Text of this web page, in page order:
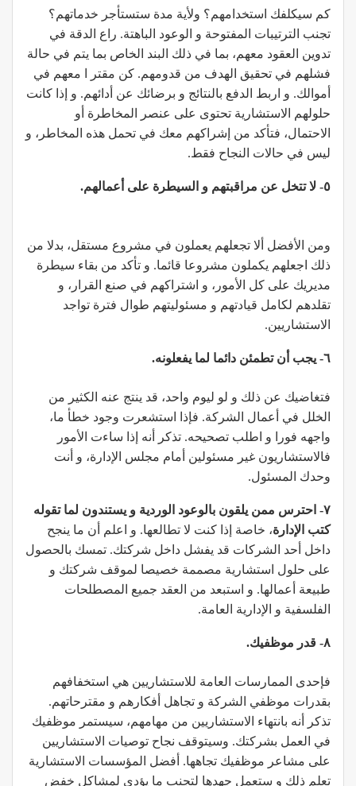
كم سيكلفك استخدامهم؟ ولأية مدة ستستأجر خدماتهم؟
تجنب الترتيبات المفتوحة و الوعود الباهتة. راع الدقة في
تدوين العقود معهم، بما في ذلك البند الخاص بما يتم في حالة
فشلهم في تحقيق الهدف من قدومهم. كن مقتر ا معهم في
أموالك. و اربط الدفع بالنتائج و برضائك عن أدائهم. و إذا كانت
حلولهم الاستشارية تحتوى على عنصر المخاطرة أو
الاحتمال، فتأكد من إشراكهم معك في تحمل هذه المخاطر، و
ليس في حالات النجاح فقط.
٥- لا تتخل عن مراقبتهم و السيطرة على أعمالهم.
ومن الأفضل ألا تجعلهم يعملون في مشروع مستقل، بدلا من
ذلك اجعلهم يكملون مشروعا قائما. و تأكد من بقاء سيطرة
مديريك على كل الأمور، و اشتراكهم في صنع القرار، و
تقلدهم لكامل قيادتهم و مسئوليتهم طوال فترة تواجد
الاستشاريين.
٦- يجب أن تطمئن دائما لما يفعلونه.
فتغاضيك عن ذلك و لو ليوم واحد، قد ينتج عنه الكثير من
الخلل في أعمال الشركة. فإذا استشعرت وجود خطأ ما،
واجهه فورا و اطلب تصحيحه. تذكر أنه إذا ساءت الأمور
فالاستشاريون غير مسئولين أمام مجلس الإدارة، و أنت
وحدك المسئول.
٧- احترس ممن يلقون بالوعود الوردية و يستندون لما تقوله
كتب الإدارة، خاصة إذا كنت لا تطالعها. و اعلم أن ما ينجح
داخل أحد الشركات قد يفشل داخل شركتك. تمسك بالحصول
على حلول استشارية مصممة خصيصا لموقف شركتك و
طبيعة أعمالها. و استبعد من العقد جميع المصطلحات
الفلسفية و الإدارية العامة.
٨- قدر موظفيك.
فإحدى الممارسات العامة للاستشاريين هي استخفافهم
بقدرات موظفي الشركة و تجاهل أفكارهم و مقترحاتهم.
تذكر أنه بانتهاء الاستشاريين من مهامهم، سيستمر موظفيك
في العمل بشركتك. وسيتوقف نجاح توصيات الاستشاريين
على مشاعر موظفيك تجاهها. أفضل المؤسسات الاستشارية
تعلم ذلك و ستعمل جهدها لتجنب ما يؤدى لمشاكل خفض